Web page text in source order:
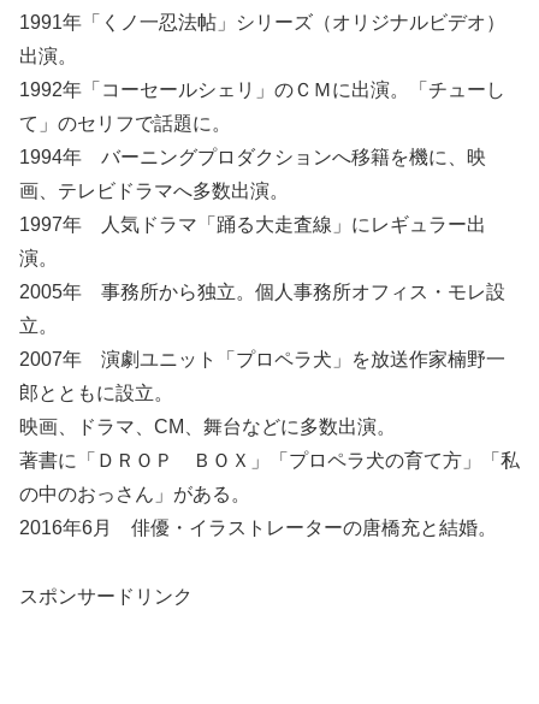
1991年「くノ一忍法帖」シリーズ（オリジナルビデオ）
出演。
1992年「コーセールシェリ」のＣＭに出演。「チューし
て」のセリフで話題に。
1994年 バーニングプロダクションへ移籍を機に、映
画、テレビドラマへ多数出演。
1997年 人気ドラマ「踊る大走査線」にレギュラー出
演。
2005年 事務所から独立。個人事務所オフィス・モレ設
立。
2007年 演劇ユニット「プロペラ犬」を放送作家楠野一
郎とともに設立。
映画、ドラマ、CM、舞台などに多数出演。
著書に「ＤＲＯＰ ＢＯＸ」「プロペラ犬の育て方」「私
の中のおっさん」がある。
2016年6月 俳優・イラストレーターの唐橋充と結婚。
スポンサードリンク